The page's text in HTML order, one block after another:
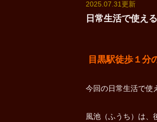
2025.07.31更新
日常生活で使え
目黒駅徒歩１分
今回の日常生活で使
風池（ふうち）は、